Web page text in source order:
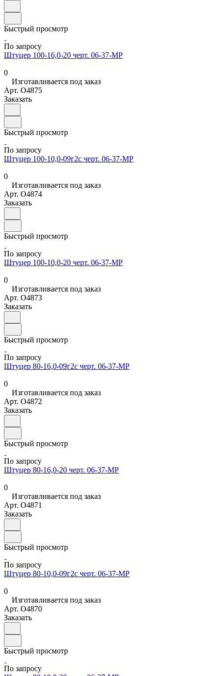
Быстрый просмотр
По запросу
Штуцер 100-16,0-20 черт. 06-37-МР
0
Изготавливается под заказ
Арт. O4875
Заказать
Быстрый просмотр
По запросу
Штуцер 100-10,0-09г2с черт. 06-37-МР
0
Изготавливается под заказ
Арт. O4874
Заказать
Быстрый просмотр
По запросу
Штуцер 100-10,0-20 черт. 06-37-МР
0
Изготавливается под заказ
Арт. O4873
Заказать
Быстрый просмотр
По запросу
Штуцер 80-16,0-09г2с черт. 06-37-МР
0
Изготавливается под заказ
Арт. O4872
Заказать
Быстрый просмотр
По запросу
Штуцер 80-16,0-20 черт. 06-37-МР
0
Изготавливается под заказ
Арт. O4871
Заказать
Быстрый просмотр
По запросу
Штуцер 80-10,0-09г2с черт. 06-37-МР
0
Изготавливается под заказ
Арт. O4870
Заказать
Быстрый просмотр
По запросу